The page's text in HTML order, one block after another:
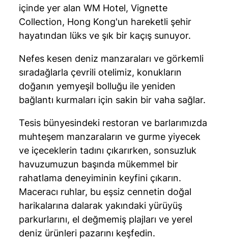
içinde yer alan WM Hotel, Vignette
Collection, Hong Kong'un hareketli şehir
hayatından lüks ve şık bir kaçış sunuyor.
Nefes kesen deniz manzaraları ve görkemli
sıradağlarla çevrili otelimiz, konukların
doğanın yemyeşil bolluğu ile yeniden
bağlantı kurmaları için sakin bir vaha sağlar.
Tesis bünyesindeki restoran ve barlarımızda
muhteşem manzaraların ve gurme yiyecek
ve içeceklerin tadını çıkarırken, sonsuzluk
havuzumuzun başında mükemmel bir
rahatlama deneyiminin keyfini çıkarın.
Maceracı ruhlar, bu eşsiz cennetin doğal
harikalarına dalarak yakındaki yürüyüş
parkurlarını, el değmemiş plajları ve yerel
deniz ürünleri pazarını keşfedin.